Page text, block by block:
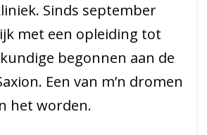
Sinds september
met een opleiding tot
begonnen aan de
Een van m’n dromen
het worden.